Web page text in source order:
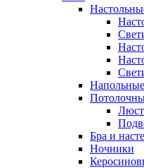
Бра и
Ночники